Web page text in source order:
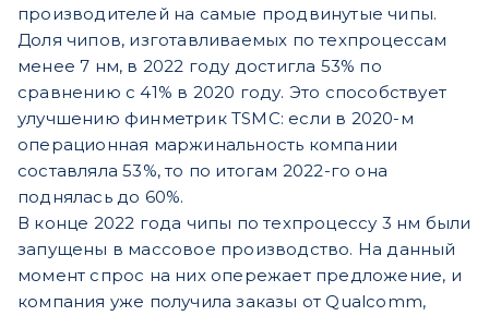
производителей на самые продвинутые чипы.
Доля чипов, изготавливаемых по техпроцессам
менее 7 нм, в 2022 году достигла 53% по
сравнению с 41% в 2020 году. Это способствует
улучшению финметрик TSMC: если в 2020-м
операционная маржинальность компании
составляла 53%, то по итогам 2022-го она
поднялась до 60%.
В конце 2022 года чипы по техпроцессу 3 нм были
запущены в массовое производство. На данный
момент спрос на них опережает предложение, и
компания уже получила заказы от Qualcomm,